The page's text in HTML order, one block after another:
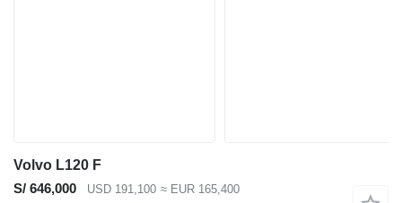
Volvo L120 F
S/ 646,000
USD 191,100 ≈ EUR 165,400